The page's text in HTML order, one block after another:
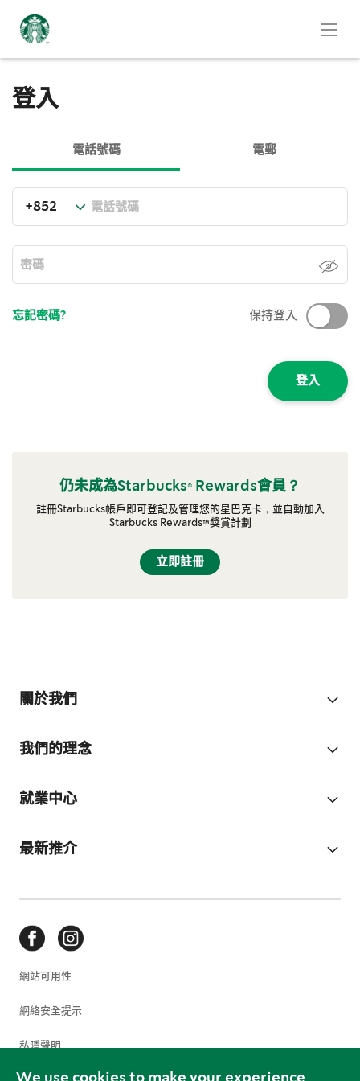
We use cookies to make your experience
登入
電話號碼 電郵
忘記密碼? 保持登入
登入
仍未成為Starbucks® Rewards會員？
註冊Starbucks帳戶即可登記及管理您的星巴克卡，並自動加入
Starbucks Rewards™獎賞計劃
立即註冊
關於我們
我們的理念
就業中心
最新推介
網站可用性
網絡安全提示
私隱聲明